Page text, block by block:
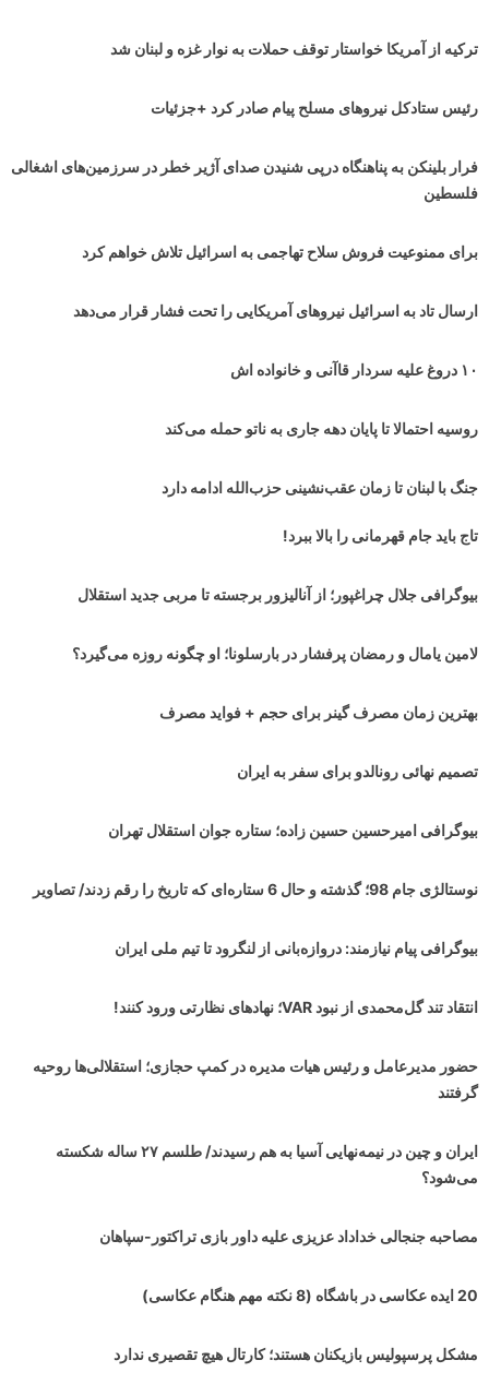
ترکیه از آمریکا خواستار توقف حملات به نوار غزه و لبنان شد
رئیس ستادکل نیروهای مسلح پیام صادر کرد +جزئیات
فرار بلینکن به پناهنگاه درپی شنیدن صدای آژیر خطر در سرزمین‌های اشغالی
فلسطین
برای ممنوعیت فروش سلاح تهاجمی به اسرائیل تلاش خواهم کرد
ارسال تاد به اسرائیل نیروهای آمریکایی را تحت فشار قرار می‌دهد
۱۰ دروغ علیه سردار قاآنی و خانواده اش
روسیه احتمالا تا پایان دهه جاری به ناتو حمله می‌کند
جنگ با لبنان تا زمان عقب‌نشینی حزب‌الله ادامه دارد
تاج باید جام قهرمانی را بالا ببرد!
بیوگرافی جلال چراغپور؛ از آنالیزور برجسته تا مربی جدید استقلال
لامین یامال و رمضان پرفشار در بارسلونا؛ او چگونه روزه می‌گیرد؟
بهترین زمان مصرف گینر برای حجم + فواید مصرف
تصمیم نهائی رونالدو برای سفر به ایران
بیوگرافی امیرحسین حسین زاده؛ ستاره جوان استقلال تهران
نوستالژی جام 98؛ گذشته و حال 6 ستاره‌ای که تاریخ را رقم زدند/ تصاویر
بیوگرافی پیام نیازمند: دروازه‌بانی از لنگرود تا تیم ملی ایران
انتقاد تند گل‌محمدی از نبود VAR؛ نهادهای نظارتی ورود کنند!
حضور مدیرعامل و رئیس هیات مدیره در کمپ حجازی؛ استقلالی‌ها روحیه
گرفتند
ایران و چین در نیمه‌نهایی آسیا به هم رسیدند/ طلسم ۲۷ ساله شکسته
می‌شود؟
مصاحبه جنجالی خداداد عزیزی علیه داور بازی تراکتور-سپاهان
20 ایده عکاسی در باشگاه (8 نکته مهم هنگام عکاسی)
مشکل پرسپولیس بازیکنان هستند؛ کارتال هیچ تقصیری ندارد